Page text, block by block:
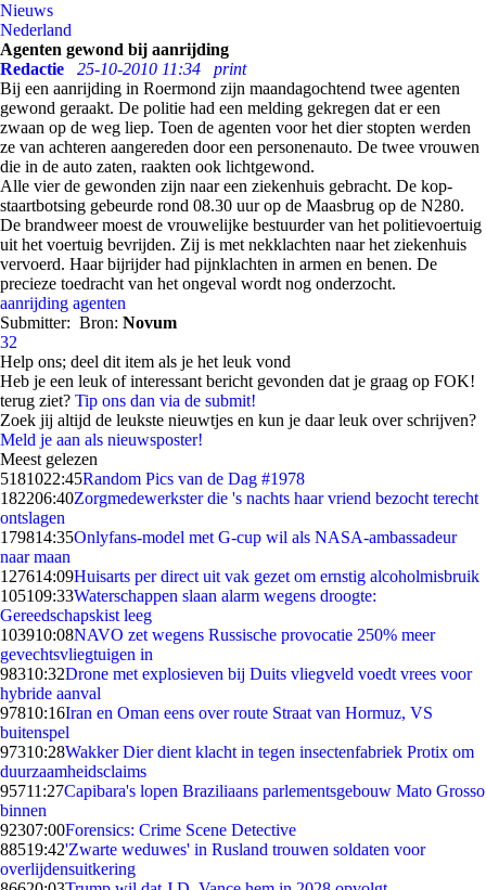
Nieuws
Nederland
Agenten gewond bij aanrijding
Redactie
25-10-2010 11:34
print
Bij een aanrijding in Roermond zijn maandagochtend twee agenten
gewond geraakt. De politie had een melding gekregen dat er een
zwaan op de weg liep. Toen de agenten voor het dier stopten werden
ze van achteren aangereden door een personenauto. De twee vrouwen
die in de auto zaten, raakten ook lichtgewond.
Alle vier de gewonden zijn naar een ziekenhuis gebracht. De kop-
staartbotsing gebeurde rond 08.30 uur op de Maasbrug op de N280.
De brandweer moest de vrouwelijke bestuurder van het politievoertuig
uit het voertuig bevrijden. Zij is met nekklachten naar het ziekenhuis
vervoerd. Haar bijrijder had pijnklachten in armen en benen. De
precieze toedracht van het ongeval wordt nog onderzocht.
aanrijding agenten
Submitter: Bron: Novum
32
Help ons; deel dit item als je het leuk vond
Heb je een leuk of interessant bericht gevonden dat je graag op FOK!
terug ziet? Tip ons dan via de submit!
Zoek jij altijd de leukste nieuwtjes en kun je daar leuk over schrijven?
Meld je aan als nieuwsposter!
Meest gelezen
5181022:45Random Pics van de Dag #1978
182206:40Zorgmedewerkster die 's nachts haar vriend bezocht terecht
ontslagen
179814:35Onlyfans-model met G-cup wil als NASA-ambassadeur
naar maan
127614:09Huisarts per direct uit vak gezet om ernstig alcoholmisbruik
105109:33Waterschappen slaan alarm wegens droogte:
Gereedschapskist leeg
103910:08NAVO zet wegens Russische provocatie 250% meer
gevechtsvliegtuigen in
98310:32Drone met explosieven bij Duits vliegveld voedt vrees voor
hybride aanval
97810:16Iran en Oman eens over route Straat van Hormuz, VS
buitenspel
97310:28Wakker Dier dient klacht in tegen insectenfabriek Protix om
duurzaamheidsclaims
95711:27Capibara's lopen Braziliaans parlementsgebouw Mato Grosso
binnen
92307:00Forensics: Crime Scene Detective
88519:42'Zwarte weduwes' in Rusland trouwen soldaten voor
overlijdensuitkering